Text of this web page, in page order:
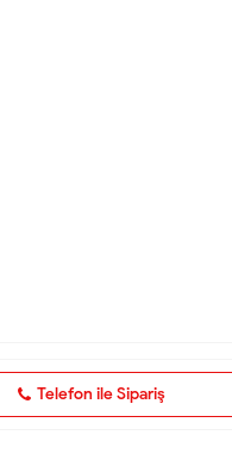
Telefon ile Sipariş